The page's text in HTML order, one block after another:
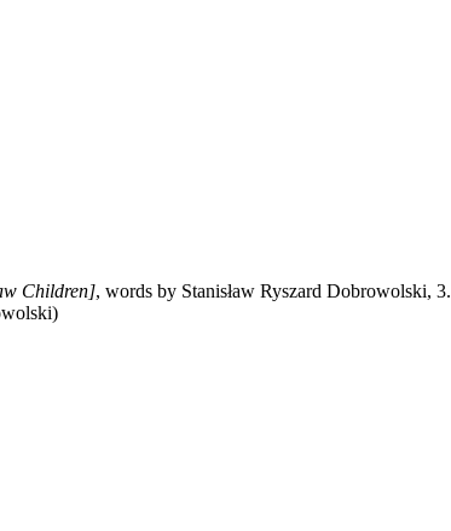
Children], words by Stanisław Ryszard Dobrowolski, 3.